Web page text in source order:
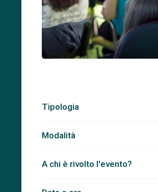
Tipologia
Modalità
A chi è rivolto l'evento?